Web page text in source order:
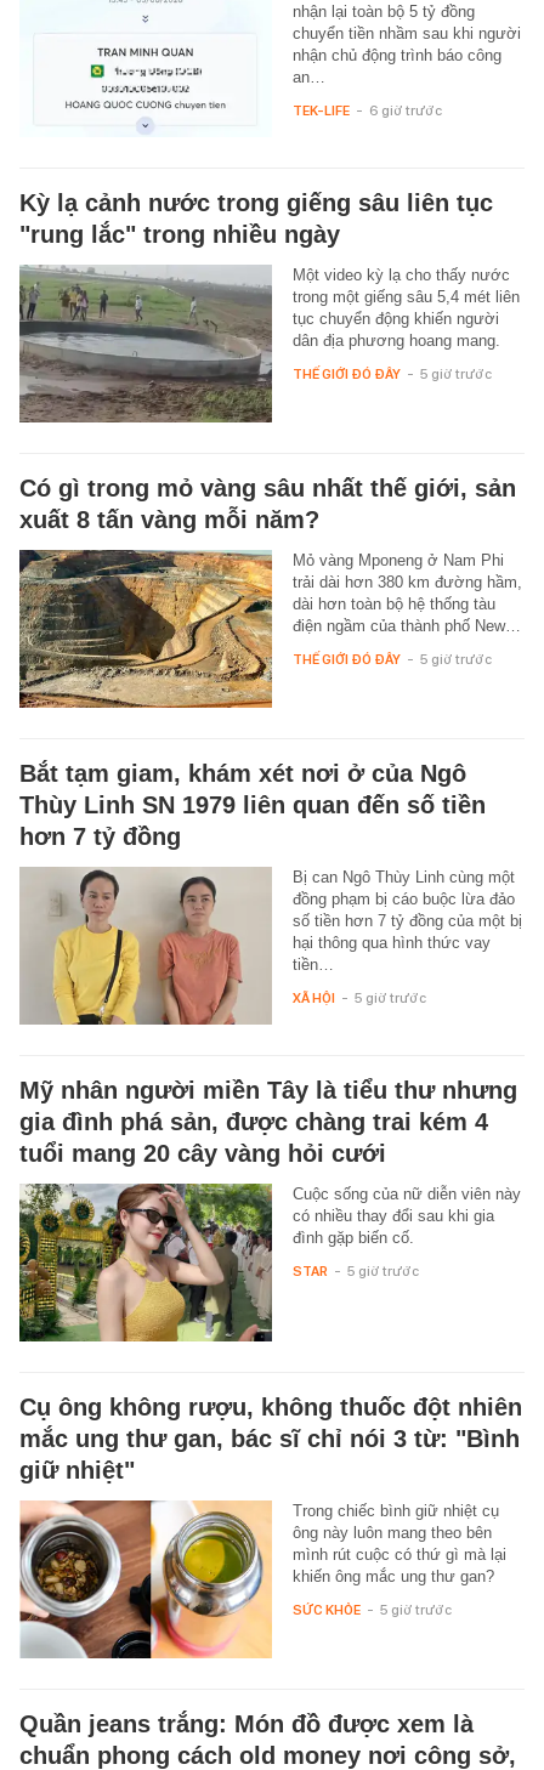
nhận lại toàn bộ 5 tỷ đồng
chuyển tiền nhầm sau khi người
nhận chủ động trình báo công
an…
TEK-LIFE - 6 giờ trước
Kỳ lạ cảnh nước trong giếng sâu liên tục
"rung lắc" trong nhiều ngày
Một video kỳ lạ cho thấy nước
trong một giếng sâu 5,4 mét liên
tục chuyển động khiến người
dân địa phương hoang mang.
THẾ GIỚI ĐÓ ĐÂY - 5 giờ trước
Có gì trong mỏ vàng sâu nhất thế giới, sản
xuất 8 tấn vàng mỗi năm?
Mỏ vàng Mponeng ở Nam Phi
trải dài hơn 380 km đường hầm,
dài hơn toàn bộ hệ thống tàu
điện ngầm của thành phố New…
THẾ GIỚI ĐÓ ĐÂY - 5 giờ trước
Bắt tạm giam, khám xét nơi ở của Ngô
Thùy Linh SN 1979 liên quan đến số tiền
hơn 7 tỷ đồng
Bị can Ngô Thùy Linh cùng một
đồng phạm bị cáo buộc lừa đảo
số tiền hơn 7 tỷ đồng của một bị
hại thông qua hình thức vay
tiền…
XÃ HỘI - 5 giờ trước
Mỹ nhân người miền Tây là tiểu thư nhưng
gia đình phá sản, được chàng trai kém 4
tuổi mang 20 cây vàng hỏi cưới
Cuộc sống của nữ diễn viên này
có nhiều thay đổi sau khi gia
đình gặp biến cố.
STAR - 5 giờ trước
Cụ ông không rượu, không thuốc đột nhiên
mắc ung thư gan, bác sĩ chỉ nói 3 từ: "Bình
giữ nhiệt"
Trong chiếc bình giữ nhiệt cụ
ông này luôn mang theo bên
mình rút cuộc có thứ gì mà lại
khiến ông mắc ung thư gan?
SỨC KHỎE - 5 giờ trước
Quần jeans trắng: Món đồ được xem là
chuẩn phong cách old money nơi công sở,